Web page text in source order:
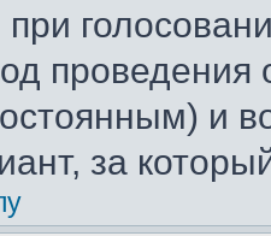
при
проведения
и
за